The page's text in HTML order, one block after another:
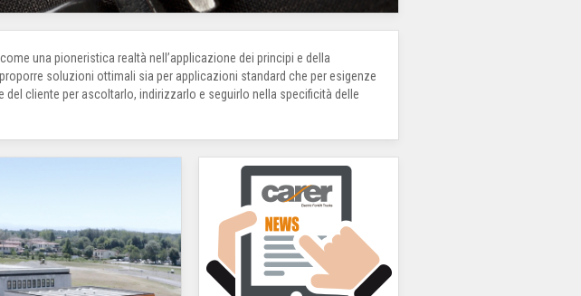
una pioneristica realtà nell’applicazione dei principi e della
soluzioni ottimali sia per applicazioni standard che per esigenze
cliente per ascoltarlo, indirizzarlo e seguirlo nella specificità delle